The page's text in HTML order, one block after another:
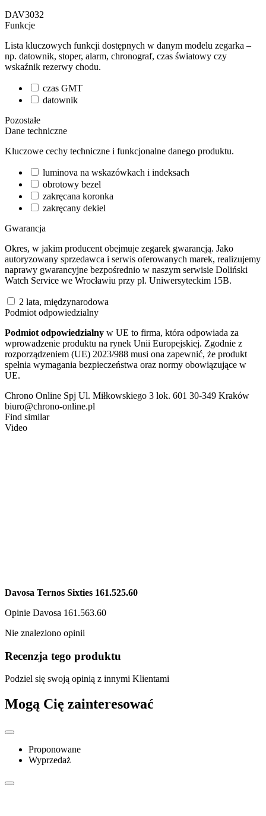
DAV3032
Funkcje
Lista kluczowych funkcji dostępnych w danym modelu zegarka –
np. datownik, stoper, alarm, chronograf, czas światowy czy
wskaźnik rezerwy chodu.
czas GMT
datownik
Pozostałe
Dane techniczne
Kluczowe cechy techniczne i funkcjonalne danego produktu.
luminova na wskazówkach i indeksach
obrotowy bezel
zakręcana koronka
zakręcany dekiel
Gwarancja
Okres, w jakim producent obejmuje zegarek gwarancją. Jako
autoryzowany sprzedawca i serwis oferowanych marek, realizujemy
naprawy gwarancyjne bezpośrednio w naszym serwisie Doliński
Watch Service we Wrocławiu przy pl. Uniwersyteckim 15B.
2 lata, międzynarodowa
Podmiot odpowiedzialny
Podmiot odpowiedzialny w UE to firma, która odpowiada za
wprowadzenie produktu na rynek Unii Europejskiej. Zgodnie z
rozporządzeniem (UE) 2023/988 musi ona zapewnić, że produkt
spełnia wymagania bezpieczeństwa oraz normy obowiązujące w
UE.
Chrono Online Spj Ul. Miłkowskiego 3 lok. 601 30-349 Kraków
biuro@chrono-online.pl
Find similar
Video
Davosa Ternos Sixties 161.525.60
Opinie Davosa 161.563.60
Nie znaleziono opinii
Recenzja tego produktu
Podziel się swoją opinią z innymi Klientami
Mogą Cię zainteresować
Proponowane
Wyprzedaż